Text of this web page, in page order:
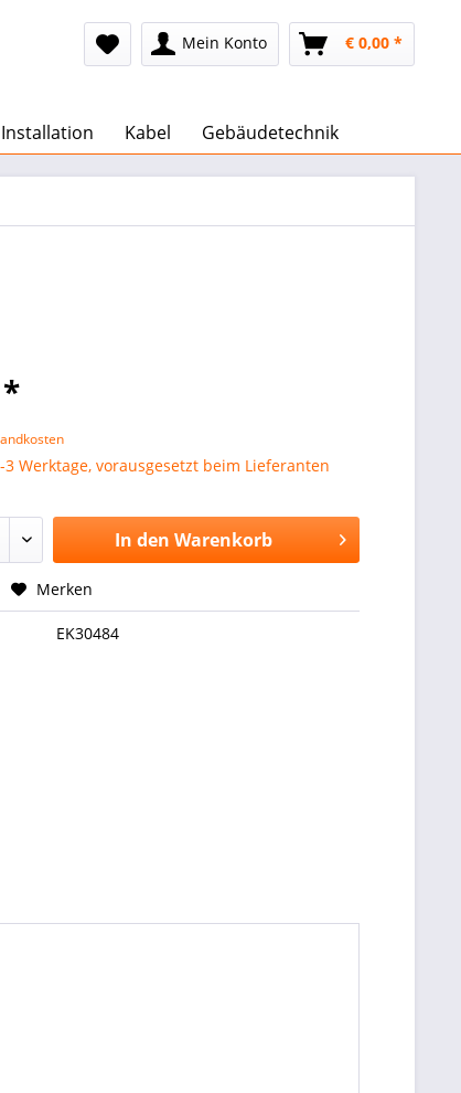
Mein Konto € 0,00 *
Installation Kabel Gebäudetechnik
3 Werktage, vorausgesetzt beim Lieferanten
In den Warenkorb
Merken
EK30484